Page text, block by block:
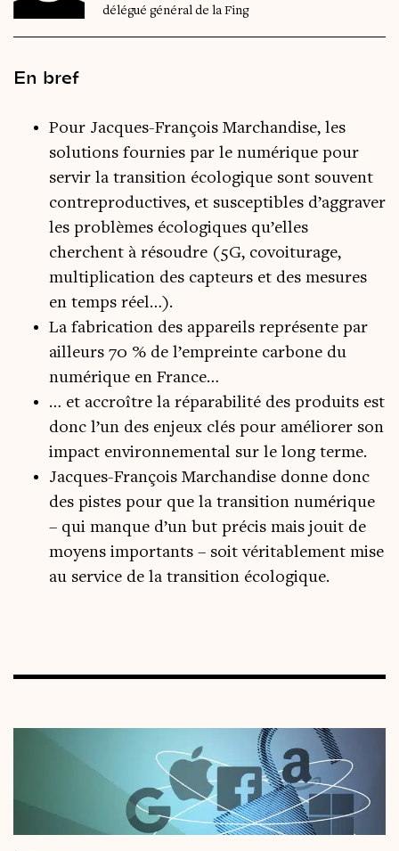
délégué général de la Fing
En bref
Pour Jacques-François Marchandise, les
solutions fournies par le numérique pour
servir la transition écologique sont souvent
contreproductives, et susceptibles d’aggraver
les problèmes écologiques qu’elles
cherchent à résoudre (5G, covoiturage,
multiplication des capteurs et des mesures
en temps réel…).
La fabrication des appareils représente par
ailleurs 70 % de l’empreinte carbone du
numérique en France…
… et accroître la réparabilité des produits est
donc l’un des enjeux clés pour améliorer son
impact environnemental sur le long terme.
Jacques-François Marchandise donne donc
des pistes pour que la transition numérique
– qui manque d’un but précis mais jouit de
moyens importants – soit véritablement mise
au service de la transition écologique.